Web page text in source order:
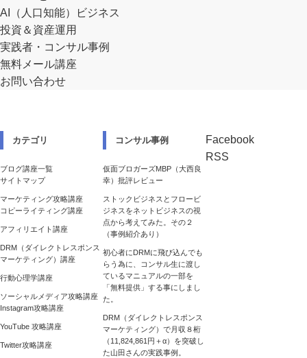
AI（人口知能）ビジネス
投資＆資産運用
実践者・コンサル事例
無料メール講座
お問い合わせ
カテゴリ
ブログ講座一覧
サイトマップ
マーケティング攻略講座
コピーライティング講座
アフィリエイト講座
DRM（ダイレクトレスポンス
マーケティング）講座
行動心理学講座
ソーシャルメディア攻略講座
Instagram攻略講座
YouTube 攻略講座
Twitter攻略講座
コンサル事例
仮面ブロガーズMBP（大西良
幸）批評レビュー
ストックビジネスとフロービ
ジネスをネットビジネスの視
点から考えてみた。その２
（事例紹介あり）
初心者にDRMに飛び込んでも
らう為に、コンサル生に渡し
ているマニュアルの一部を
「無料提供」する事にしまし
た。
DRM（ダイレクトレスポンス
マーケティング）で月収８桁
（11,824,861円＋α）を突破し
た山田さんの実践事例。
Facebook
RSS